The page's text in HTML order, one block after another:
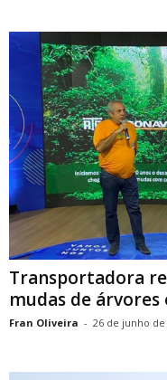
Transportadora
mudas de árvores
Fran Oliveira - 26 de junho de